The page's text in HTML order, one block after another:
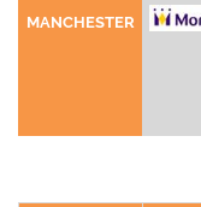
MANCHESTER